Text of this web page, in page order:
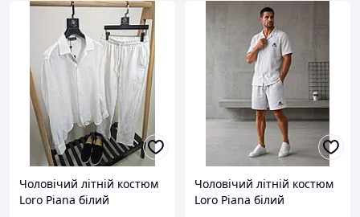
Чоловічий літній костюм
Loro Piana білий
Чоловічий літній костюм
Loro Piana білий